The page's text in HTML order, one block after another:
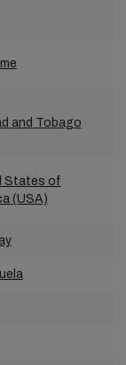
and Tobago
States of
(USA)